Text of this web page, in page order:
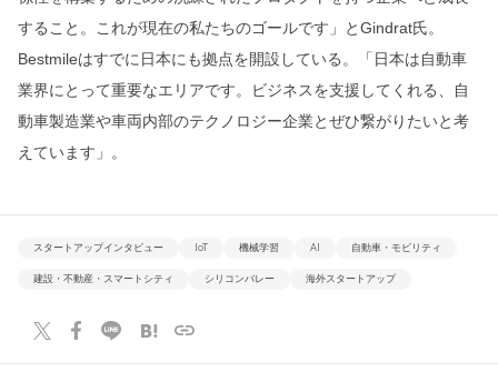
すること。これが現在の私たちのゴールです」とGindrat氏。
Bestmileはすでに日本にも拠点を開設している。「日本は自動車
業界にとって重要なエリアです。ビジネスを支援してくれる、自
動車製造業や車両内部のテクノロジー企業とぜひ繋がりたいと考
えています」。
スタートアップインタビュー IoT 機械学習 AI 自動車・モビリティ
建設・不動産・スマートシティ シリコンバレー 海外スタートアップ